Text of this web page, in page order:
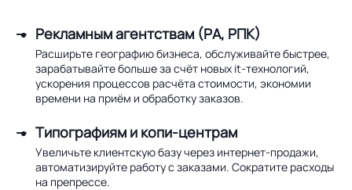
Рекламным агентствам (РА, РПК)
Расширьте географию бизнеса, обслуживайте быстрее,
зарабатывайте больше за счёт новых it-технологий,
ускорения процессов расчёта стоимости, экономии
времени на приём и обработку заказов.
Типографиям и копи-центрам
Увеличьте клиентскую базу через интернет-продажи,
автоматизируйте работу с заказами. Сократите расходы
на препрессе.